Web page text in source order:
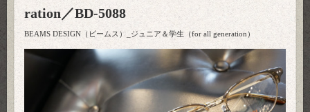
ration／BD-5088
BEAMS DESIGN（ビームス）_ジュニア＆学生（for all generation）